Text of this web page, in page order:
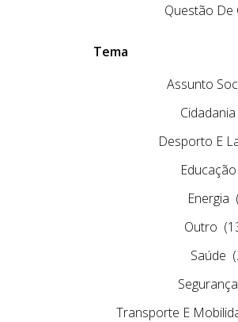
Questão De
Tema
Assunto
Cidadania
Desporto E
Educação
Energia
Outro
Saúde
Segurança
Transporte E